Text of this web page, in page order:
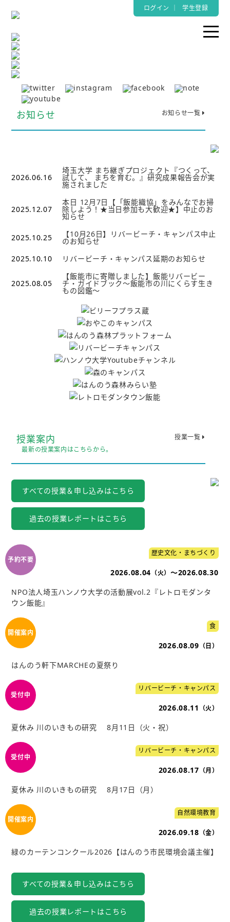
ログイン 学生登録
お知らせ お知らせ一覧
2026.06.16
埼玉大学 まち継ぎプロジェクト『つくって、
試して、 まちを育む。』研究成果報告会が実
施されました
2025.12.07
本日 12月7日【「飯能織協」をみんなでお掃
除しよう！★当日参加も大歓迎★】中止のお
知らせ
2025.10.25 【10月26日】リバービーチ・キャンパス中止
のお知らせ
2025.10.10
リバービーチ・キャンパス延期のお知らせ
2025.08.05
【飯能市に寄贈しました】飯能リバービー
チ・ガイドブック～飯能市の川にくらす生き
もの図鑑～
授業案内
最新の授業案内はこちらから。
授業一覧
すべての授業＆申し込みはこちら
過去の授業レポートはこちら
歴史文化・まちづくり
2026.08.04 （火） ～2026.08.30
NPO法人埼玉ハンノウ大学の活動展vol.2『レトロモダンタ
ウン飯能』
食
2026.08.09 （日）
はんのう軒下MARCHEの夏祭り
リバービーチ・キャンパス
2026.08.11 （火）
夏休み 川のいきもの研究 8月11日（火・祝）
リバービーチ・キャンパス
2026.08.17 （月）
夏休み 川のいきもの研究 8月17日（月）
自然環境教育
2026.09.18 （金）
緑のカーテンコンクール2026【はんのう市民環境会議主催】
すべての授業＆申し込みはこちら
過去の授業レポートはこちら